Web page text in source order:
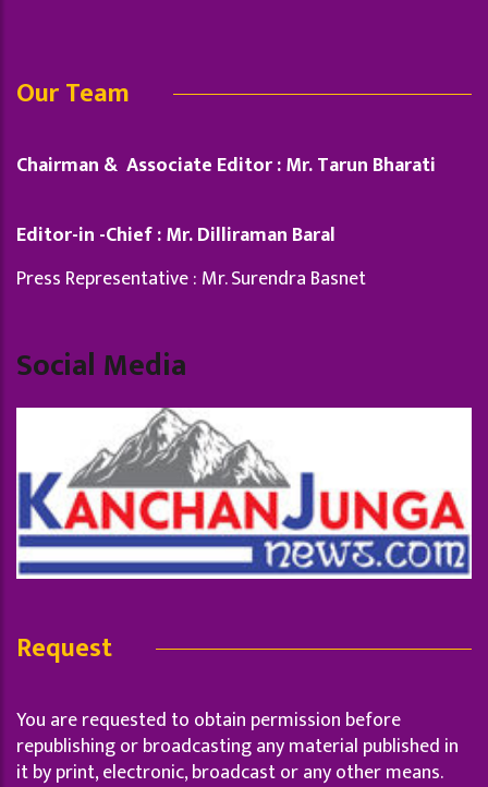
Our Team
Chairman & Associate Editor : Mr. Tarun Bharati
Editor-in -Chief : Mr. Dilliraman Baral
Press Representative : Mr. Surendra Basnet
Social Media
Request
You are requested to obtain permission before
republishing or broadcasting any material published in
it by print, electronic, broadcast or any other means.